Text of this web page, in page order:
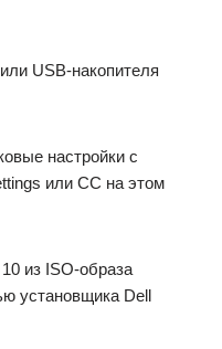
USB-накопителя
настройки с
или CC на этом
из ISO-образа
установщика Dell